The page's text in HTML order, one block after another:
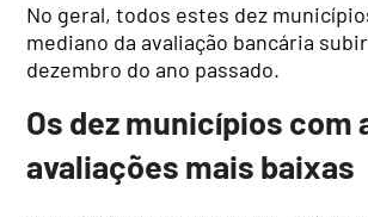
No geral, todos estes dez
mediano da avaliação bancária
dezembro do ano passado.
Os dez municípios com
avaliações mais baixas